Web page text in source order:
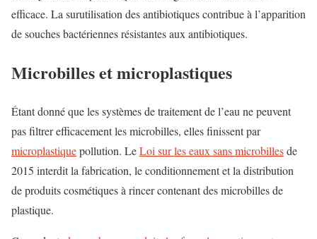
efficace. La surutilisation des antibiotiques contribue à l’apparition
de souches bactériennes résistantes aux antibiotiques.
Microbilles et microplastiques
Étant donné que les systèmes de traitement de l’eau ne peuvent
pas filtrer efficacement les microbilles, elles finissent par
microplastiquepollution. LeLoi sur les eaux sans microbillesde
2015 interdit la fabrication, le conditionnement et la distribution
de produits cosmétiques à rincer contenant des microbilles de
plastique.